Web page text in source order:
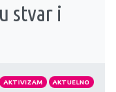
stvar i
AKTIVIZAM AKTUELNO